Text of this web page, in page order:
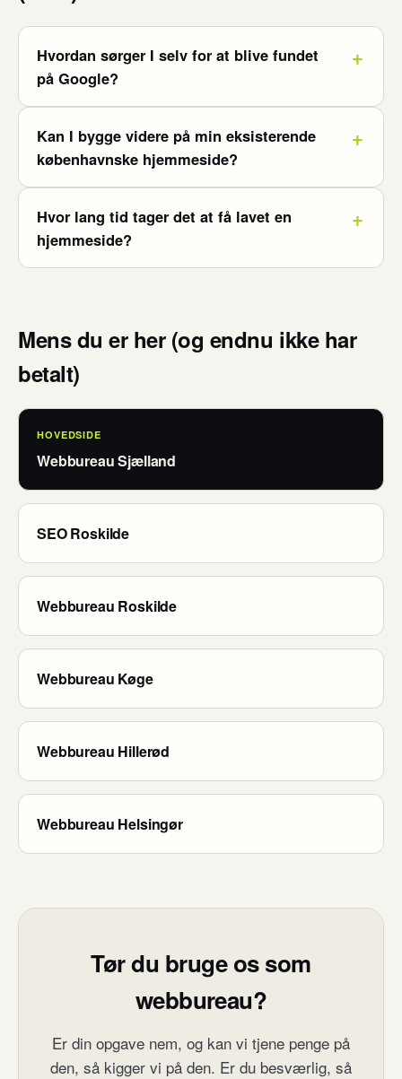
Hvordan sørger I selv for at blive fundet
på Google?
Kan I bygge videre på min eksisterende
københavnske hjemmeside?
Hvor lang tid tager det at få lavet en
hjemmeside?
Mens du er her (og endnu ikke har
betalt)
HOVEDSIDE
Webbureau Sjælland
SEO Roskilde
Webbureau Roskilde
Webbureau Køge
Webbureau Hillerød
Webbureau Helsingør
Tør du bruge os som
webbureau?
Er din opgave nem, og kan vi tjene penge på
den, så kigger vi på den. Er du besværlig, så